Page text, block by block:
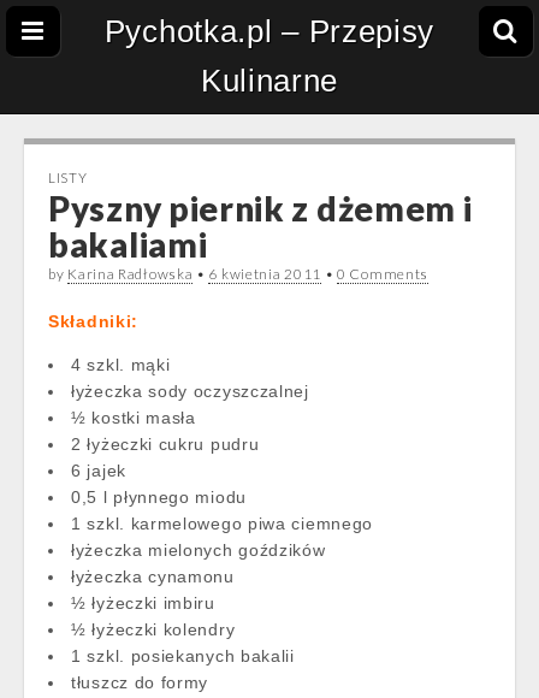
Pychotka.pl – Przepisy
Kulinarne
LISTY
Pyszny piernik z dżemem i
bakaliami
by Karina Radłowska • 6 kwietnia 2011 •0 Comments
Składniki:
4 szkl. mąki
łyżeczka sody oczyszczalnej
½ kostki masła
2 łyżeczki cukru pudru
6 jajek
0,5 l płynnego miodu
1 szkl. karmelowego piwa ciemnego
łyżeczka mielonych goździków
łyżeczka cynamonu
½ łyżeczki imbiru
½ łyżeczki kolendry
1 szkl. posiekanych bakalii
tłuszcz do formy